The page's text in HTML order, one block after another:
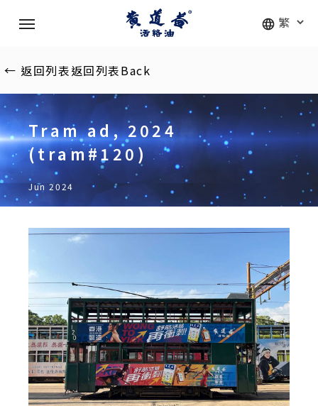
content
Menu
← 返回列表返回列表Back
Tram ad, 2024
(tram#120)
Jun 2024